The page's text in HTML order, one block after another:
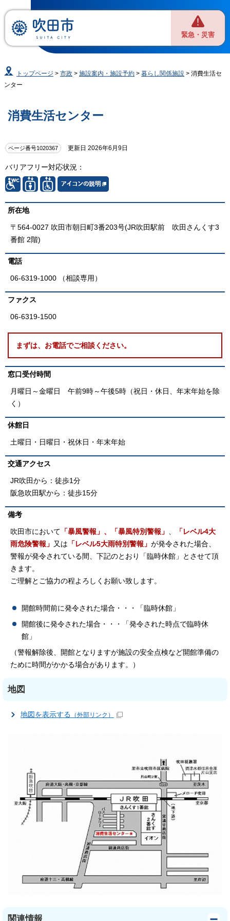
緊急・災害
トップページ >市政 >施設案内・施設予約 >暮らし関係施設 > 消費生活セ
ンター
消費生活センター
ページ番号1020367 更新日 2026年6月9日
バリアフリー対応状況：
所在地
〒564-0027 吹田市朝日町3番203号(JR吹田駅前 吹田さんくす3
番館 2階)
電話
06-6319-1000 （相談専用）
ファクス
06-6319-1500
まずは、お電話でご相談ください。
窓口受付時間
月曜日～金曜日 午前9時～午後5時（祝日・休日、年末年始を除
く）
休館日
土曜日・日曜日・祝休日・年末年始
交通アクセス
JR吹田から：徒歩1分
阪急吹田駅から：徒歩15分
備考
吹田市において 「暴風警報」、 「暴風特別警報」 、
「レベル4大
雨危険警報」 又は 「レベル5大雨特別警報」 が発令された場合、
警報が発令されている間、下記のとおり「臨時休館」とさせて頂
きます。
ご理解とご協力の程よろしくお願い致します。
開館時間前に発令された場合・・・「臨時休館」
開館後に発令された場合・・・「発令された時点で臨時休
館」
（警報解除後、開館となりますが施設の安全点検など開館準備の
ために時間がかかる場合があります。）
地図
地図を表示する （外部リンク）
関連情報